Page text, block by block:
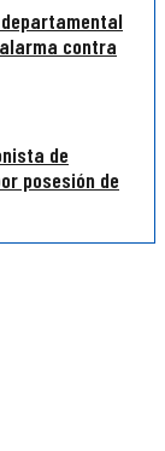
contra
de
posesión de